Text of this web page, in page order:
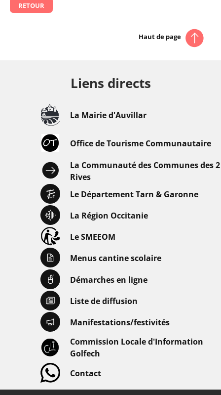
RETOUR
Haut de page
Liens directs
La Mairie d'Auvillar
Office de Tourisme Communautaire
La Communauté des Communes des 2
Rives
Le Département Tarn & Garonne
La Région Occitanie
Le SMEEOM
Menus cantine scolaire
Démarches en ligne
Liste de diffusion
Manifestations/festivités
Commission Locale d'Information
Golfech
Contact